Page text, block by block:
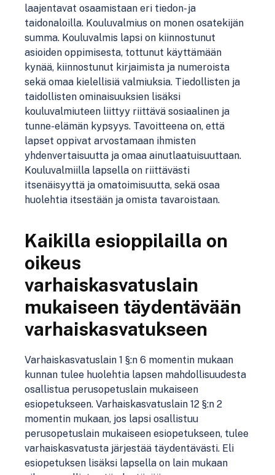
laajentavat osaamistaan eri tiedon- ja
taidonaloilla. Kouluvalmius on monen osatekijän
summa. Kouluvalmis lapsi on kiinnostunut
asioiden oppimisesta, tottunut käyttämään
kynää, kiinnostunut kirjaimista ja numeroista
sekä omaa kielellisiä valmiuksia. Tiedollisten ja
taidollisten ominaisuuksien lisäksi
kouluvalmiuteen liittyy riittävä sosiaalinen ja
tunne-elämän kypsyys. Tavoitteena on, että
lapset oppivat arvostamaan ihmisten
yhdenvertaisuutta ja omaa ainutlaatuisuuttaan.
Kouluvalmiilla lapsella on riittävästi
itsenäisyyttä ja omatoimisuutta, sekä osaa
huolehtia itsestään ja omista tavaroistaan.
Kaikilla esioppilailla on
oikeus
varhaiskasvatuslain
mukaiseen täydentävään
varhaiskasvatukseen
Varhaiskasvatuslain 1 §:n 6 momentin mukaan
kunnan tulee huolehtia lapsen mahdollisuudesta
osallistua perusopetuslain mukaiseen
esiopetukseen. Varhaiskasvatuslain 12 §:n 2
momentin mukaan, jos lapsi osallistuu
perusopetuslain mukaiseen esiopetukseen, tulee
varhaiskasvatusta järjestää täydentävästi. Eli
esiopetuksen lisäksi lapsella on lain mukaan